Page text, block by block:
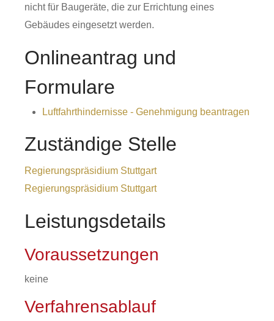
nicht für Baugeräte, die zur Errichtung eines
Gebäudes eingesetzt werden.
Onlineantrag und
Formulare
Luftfahrthindernisse - Genehmigung beantragen
Zuständige Stelle
Regierungspräsidium Stuttgart
Regierungspräsidium Stuttgart
Leistungsdetails
Voraussetzungen
keine
Verfahrensablauf